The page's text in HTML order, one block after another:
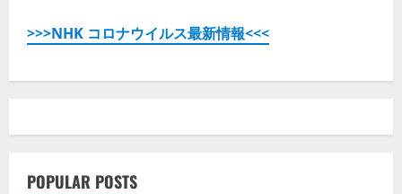
>>>NHK コロナウイルス最新情報<<<
POPULAR POSTS